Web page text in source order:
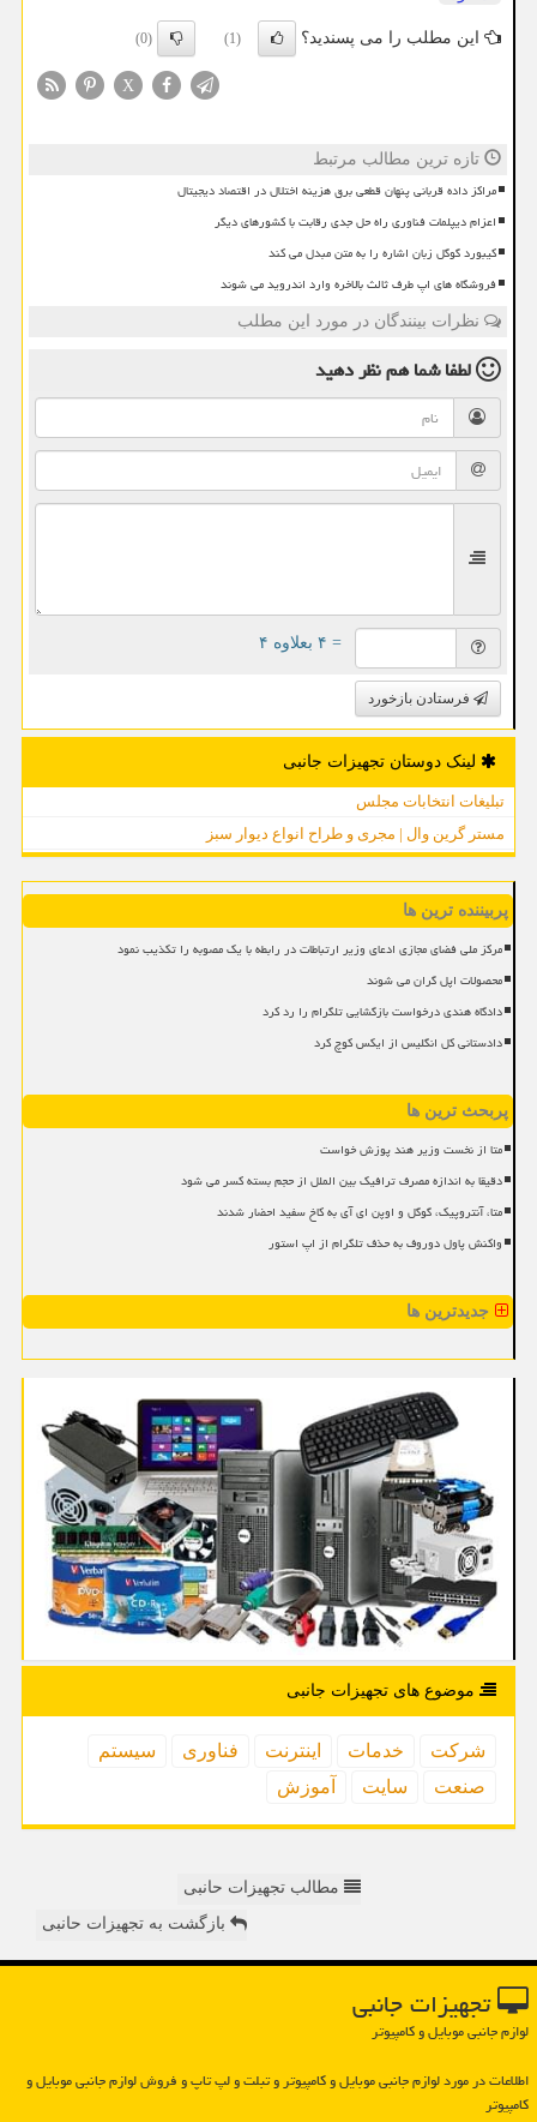
این مطلب را می پسندید؟ (1)
(0)
X
تازه ترین مطالب مرتبط
مراکز داده قربانی پنهان قطعی برق هزینه اختلال در اقتصاد دیجیتال
اعزام دیپلمات فناوری راه حل جدی رقابت با کشورهای دیگر
کیبورد گوگل زبان اشاره را به متن مبدل می کند
فروشگاه های اپ طرف ثالث بالاخره وارد اندروید می شوند
نظرات بینندگان در مورد این مطلب
لطفا شما همنظر دهید
= ۴ بعلاوه ۴
فرستادن بازخورد
لینک دوستان تجهیزات جانبی
تبلیغات انتخابات مجلس
مستر گرین وال | مجری و طراح انواع دیوار سبز
پربیننده ترین ها
مرکز ملی فضای مجازی ادعای وزیر ارتباطات در رابطه با یک مصوبه را تکذیب نمود
محصولات اپل گران می شوند
دادگاه هندی درخواست بازگشایی تلگرام را رد کرد
دادستانی کل انگلیس از ایکس کوچ کرد
پربحث ترین ها
متا از نخست وزیر هند پوزش خواست
دقیقا به اندازه مصرف ترافیک بین الملل از حجم بسته کسر می شود
متا، آنتروپیک، گوگل و اوپن ای آی به کاخ سفید احضار شدند
واکنش پاول دوروف به حذف تلگرام از اپ استور
جدیدترین ها
موضوع های تجهیزات جانبی
شركت خدمات اینترنت فناوری
سیستم
صنعت
سایت آموزش
مطالب تجهیزات حانبی
بازگشت به تجهیزات حانبی
تجهیزات جانبی
لوازم جانبی موبایل و کامپیوتر
اطلاعات در مورد لوازم جانبی موبایل و كامپیوتر و تبلت و لپ تاپ و فروش لوازم جانبی موبایل و
كامپیوتر